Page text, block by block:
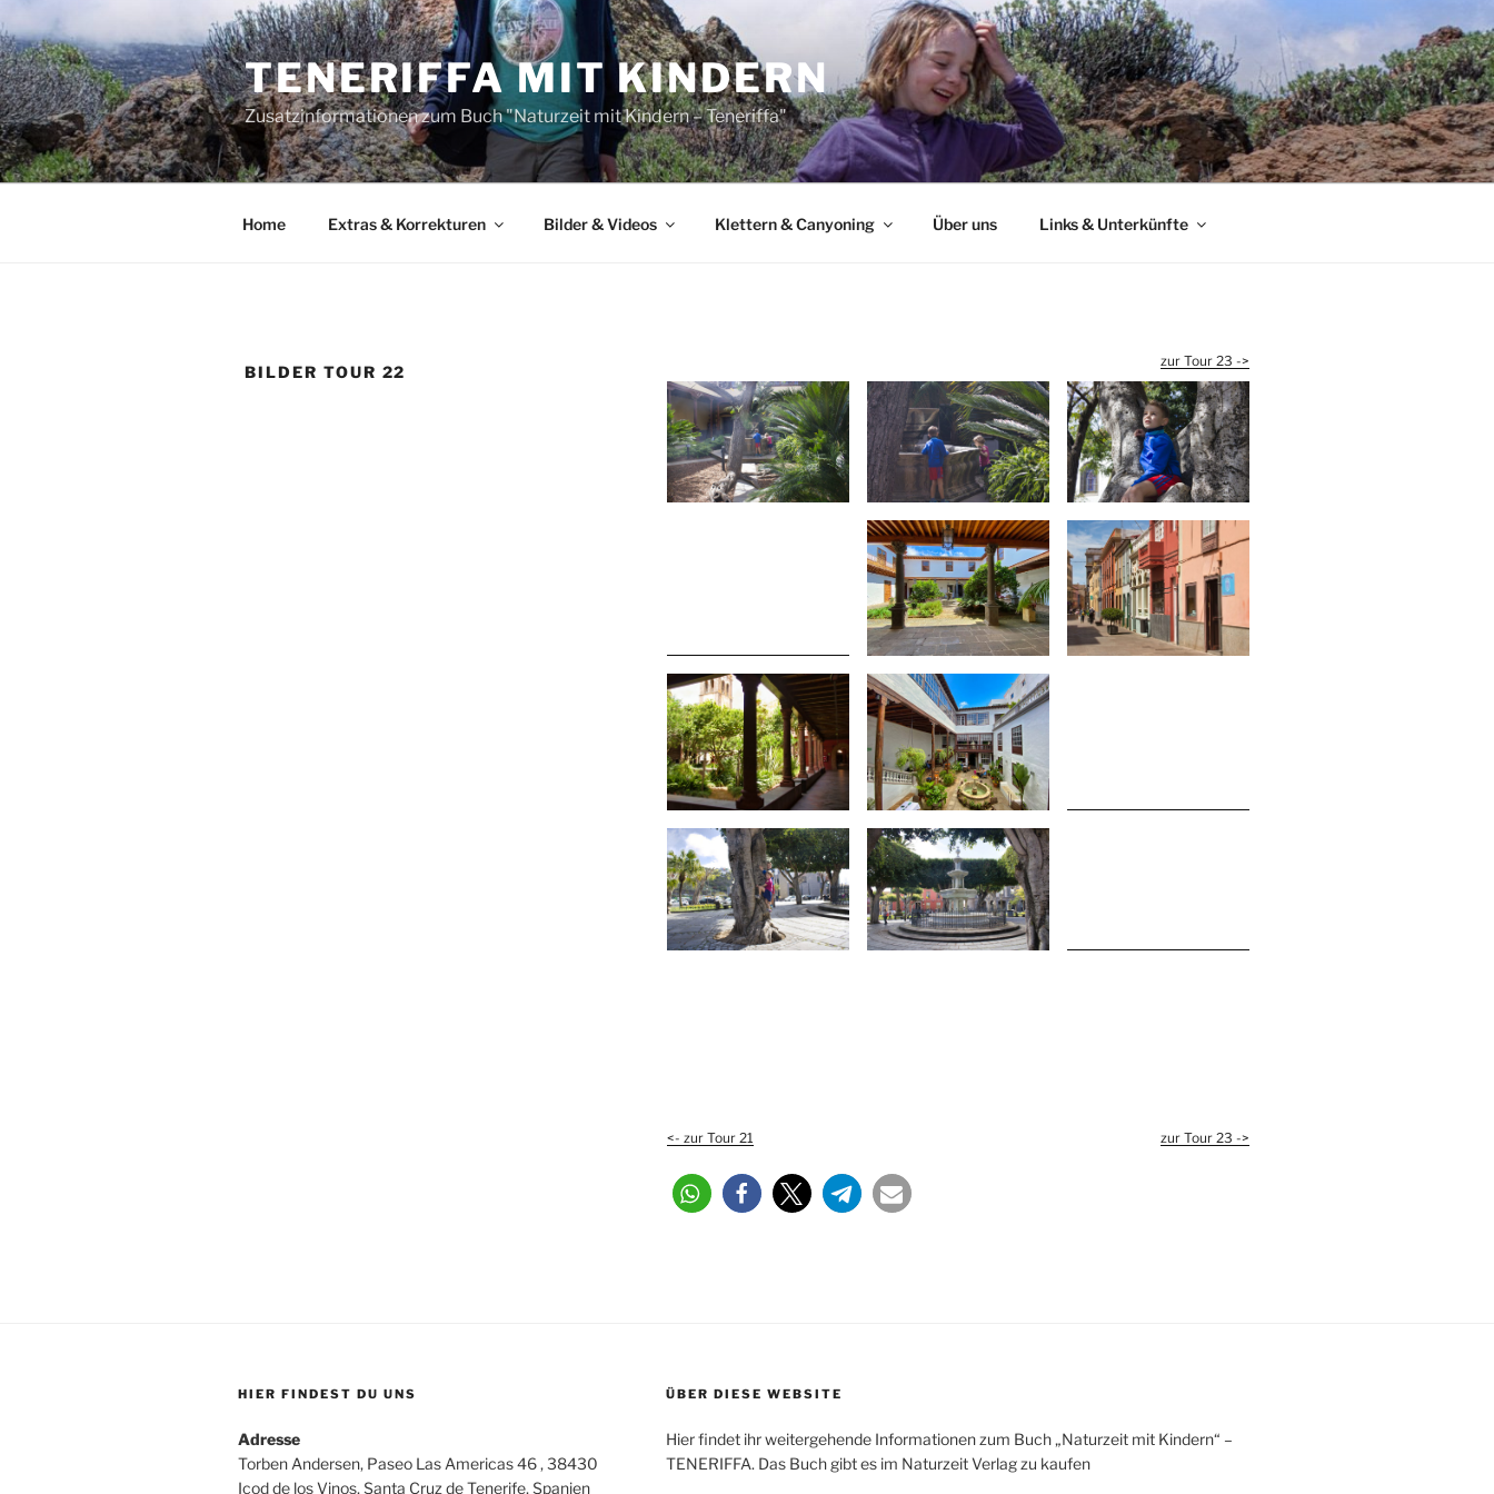
Inhalt
springen
TENERIFFA MIT KINDERN
Zusatzinformationen zum Buch "Naturzeit mit Kindern – Teneriffa"
Home Extras & Korrekturen Bilder & Videos Klettern & Canyoning Über uns Links & Unterkünfte
BILDER TOUR 22
zur Tour 23 ->
<- zur Tour 21 zur Tour 23 ->
HIER FINDEST DU UNS
Adresse
Torben Andersen, Paseo Las Americas 46 , 38430
Icod de los Vinos, Santa Cruz de Tenerife, Spanien
ÜBER DIESE WEBSITE
Hier findet ihr weitergehende Informationen zum Buch „Naturzeit mit Kindern“ –
TENERIFFA. Das Buch gibt es im Naturzeit Verlag zu kaufen